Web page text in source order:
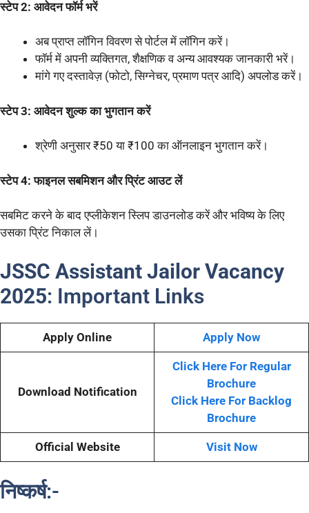
स्टेप 2: आवेदन फॉर्म भरें
अब प्राप्त लॉगिन विवरण से पोर्टल में लॉगिन करें।
फॉर्म में अपनी व्यक्तिगत, शैक्षणिक व अन्य आवश्यक जानकारी भरें।
मांगे गए दस्तावेज़ (फोटो, सिग्नेचर, प्रमाण पत्र आदि) अपलोड करें।
स्टेप 3: आवेदन शुल्क का भुगतान करें
श्रेणी अनुसार ₹50 या ₹100 का ऑनलाइन भुगतान करें।
स्टेप 4: फाइनल सबमिशन और प्रिंट आउट लें
सबमिट करने के बाद एप्लीकेशन स्लिप डाउनलोड करें और भविष्य के लिए
उसका प्रिंट निकाल लें।
JSSC Assistant Jailor Vacancy
2025: Important Links
Apply Online Apply Now
Download Notification
Click Here For Regular
Brochure
Click Here For Backlog
Brochure
Official Website Visit Now
निष्कर्ष:-